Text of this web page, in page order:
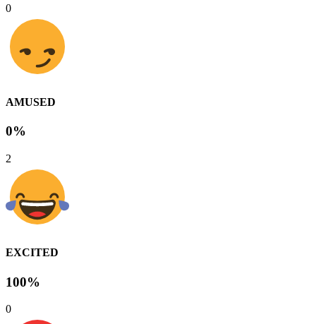
0
AMUSED
0%
2
EXCITED
100%
0